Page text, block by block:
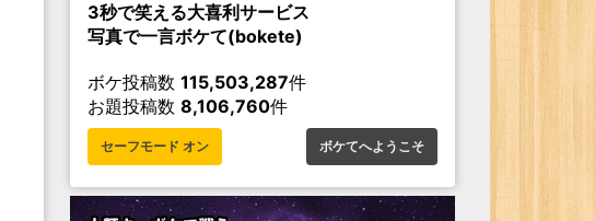
3秒で笑える大喜利サービス
写真で一言ボケて(bokete)
ボケ投稿数 115,503,287件
お題投稿数 8,106,760件
セーフモード オン ボケてへようこそ